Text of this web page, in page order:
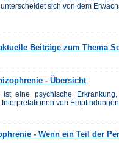
sich von dem
Beiträge zum Thema
- Übersicht
ist eine psychische
von
- Wenn ein Teil der